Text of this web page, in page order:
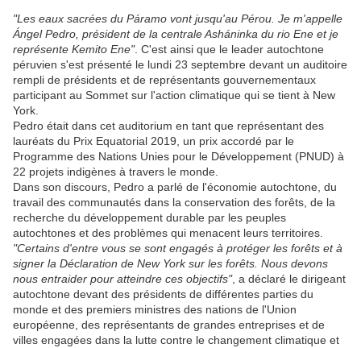
"Les eaux sacrées du Páramo vont jusqu'au Pérou. Je m'appelle
Ángel Pedro, président de la centrale Asháninka du rio Ene et je
représente Kemito Ene". C'est ainsi que le leader autochtone
péruvien s'est présenté le lundi 23 septembre devant un auditoire
rempli de présidents et de représentants gouvernementaux
participant au Sommet sur l'action climatique qui se tient à New
York.
Pedro était dans cet auditorium en tant que représentant des
lauréats du Prix Equatorial 2019, un prix accordé par le
Programme des Nations Unies pour le Développement (PNUD) à
22 projets indigènes à travers le monde.
Dans son discours, Pedro a parlé de l'économie autochtone, du
travail des communautés dans la conservation des forêts, de la
recherche du développement durable par les peuples
autochtones et des problèmes qui menacent leurs territoires.
"Certains d'entre vous se sont engagés à protéger les forêts et à
signer la Déclaration de New York sur les forêts. Nous devons
nous entraider pour atteindre ces objectifs", a déclaré le dirigeant
autochtone devant des présidents de différentes parties du
monde et des premiers ministres des nations de l'Union
européenne, des représentants de grandes entreprises et de
villes engagées dans la lutte contre le changement climatique et